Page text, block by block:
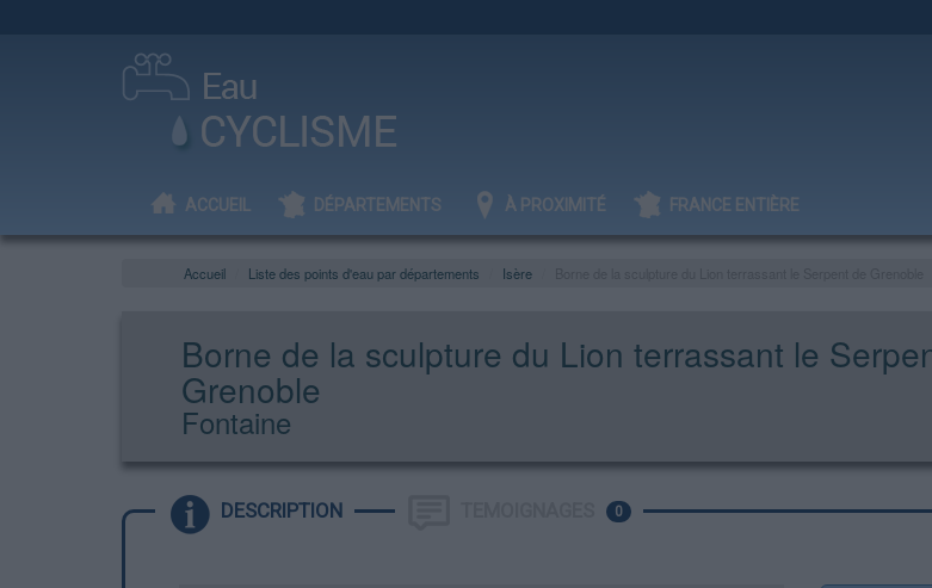
ACCUEIL DÉPARTEMENTS À PROXIMITÉ FRANCE ENTIÈRE
Accueil Liste des points d'eau par départements Isère
Borne de la sculpture du Lion terrassant le
Grenoble
Fontaine
DESCRIPTION 0